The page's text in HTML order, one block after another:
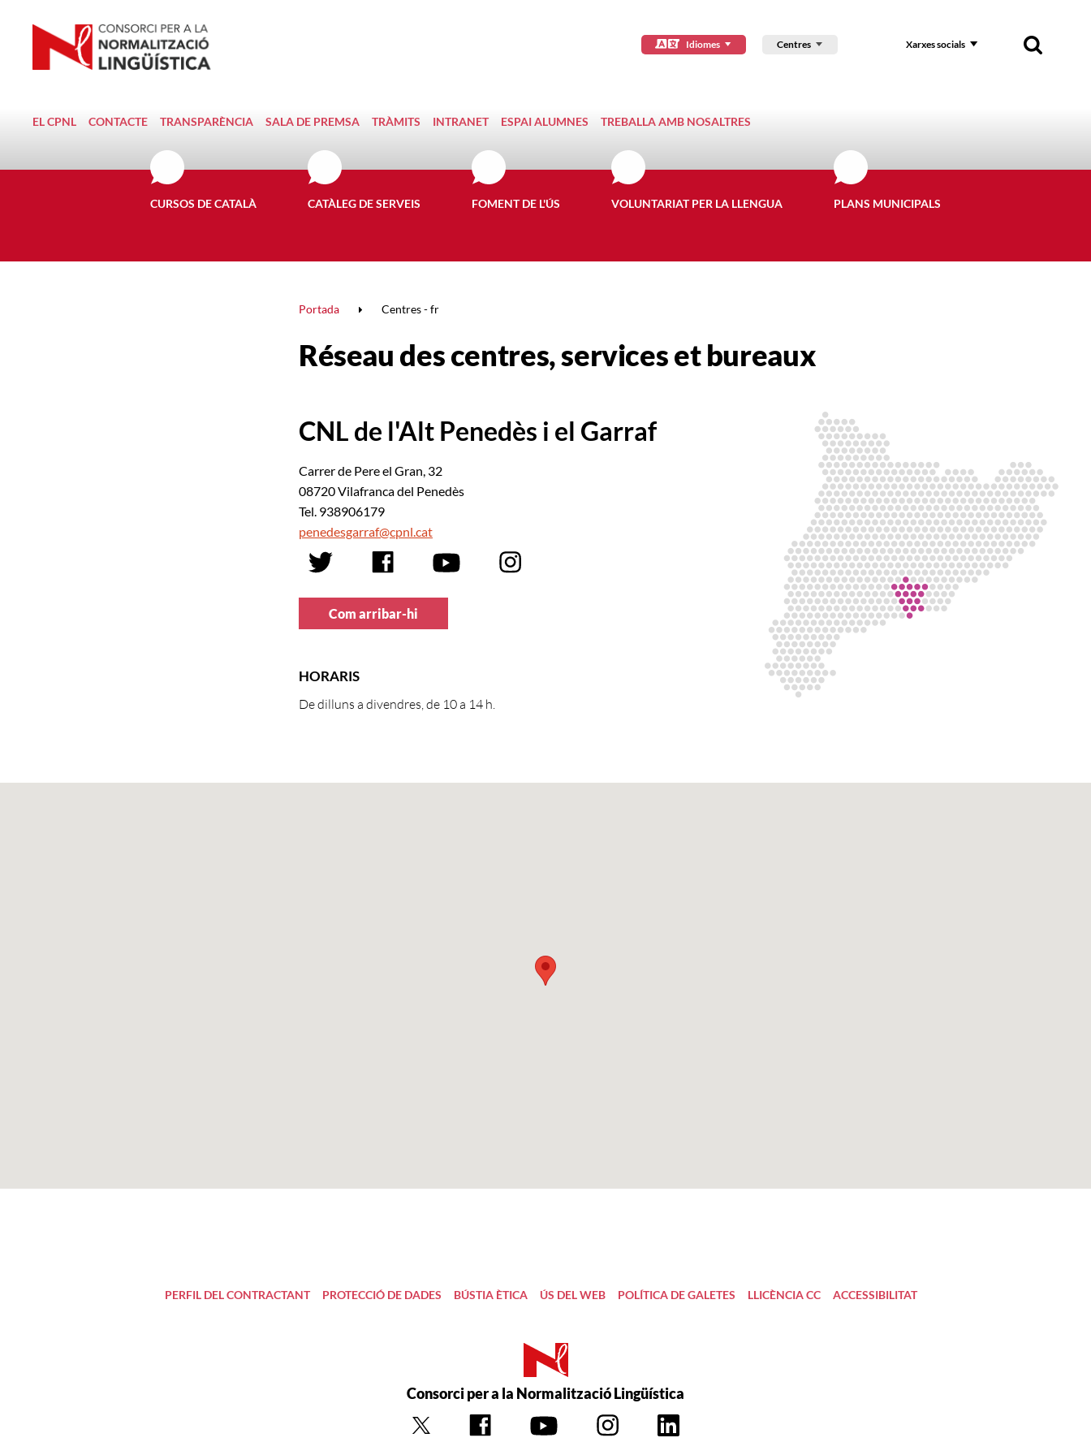
Idiomes Centres Xarxes socials
EL CPNL CONTACTE TRANSPARÈNCIA SALA DE PREMSA TRÀMITS INTRANET ESPAI ALUMNES TREBALLA AMB NOSALTRES
CURSOS DE CATALÀ CATÀLEG DE SERVEIS FOMENT DE L'ÚS VOLUNTARIAT PER LA LLENGUA PLANS MUNICIPALS
Portada Centres - fr
Réseau des centres, services et bureaux
CNL de l'Alt Penedès i el Garraf
Carrer de Pere el Gran, 32
08720 Vilafranca del Penedès
Tel. 938906179
penedesgarraf@cpnl.cat
Com arribar-hi
HORARIS
De dilluns a divendres, de 10 a 14 h.
PERFIL DEL CONTRACTANT PROTECCIÓ DE DADES BÚSTIA ÈTICA ÚS DEL WEB POLÍTICA DE GALETES LLICÈNCIA CC ACCESSIBILITAT
Consorci per a la Normalització Lingüística